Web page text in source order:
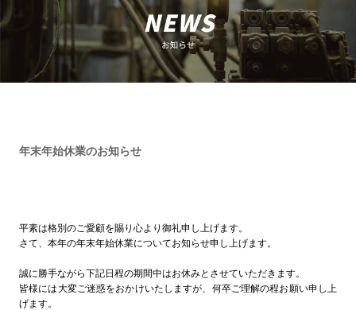
年末年始休業のお知らせ
平素は格別のご愛顧を賜り心より御礼申し上げます。
さて、本年の年末年始休業についてお知らせ申し上げます。
誠に勝手ながら下記日程の期間中はお休みとさせていただきます。
皆様には大変ご迷惑をおかけいたしますが、何卒ご理解の程お願い申し上
げます。